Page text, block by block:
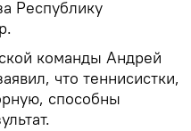
Республику
команды Андрей
что теннисистки,
способны